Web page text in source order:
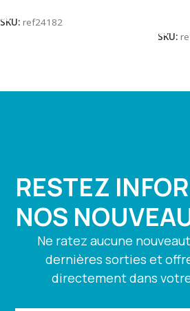
SKU: ref24182
SKU:
RESTEZ
NOS
Ne ratez aucune
dernières sorties et
directement dans